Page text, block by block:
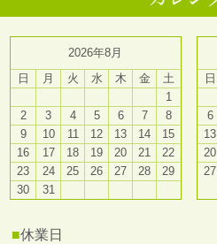
2026年8月
日
月 火 水 木 金
土
1
2
3 4 5 6 7
8
9
10 11 12 13 14
15
16
17 18 19 20 21
22
23
24 25 26 27 28
29
30
31
日
6
13
20
27
■休業日